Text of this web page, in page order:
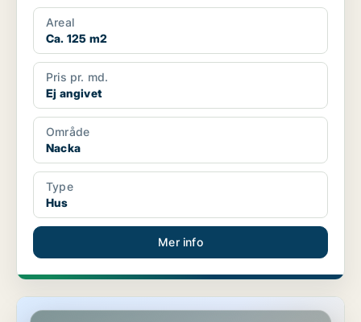
Areal
Ca. 125 m2
Pris pr. md.
Ej angivet
Område
Nacka
Type
Hus
Mer info
Hus i Nacka